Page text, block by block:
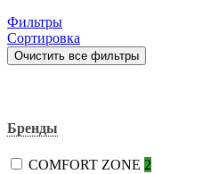
Фильтры
Сортировка
Очистить все фильтры
Бренды
COMFORT ZONE 2